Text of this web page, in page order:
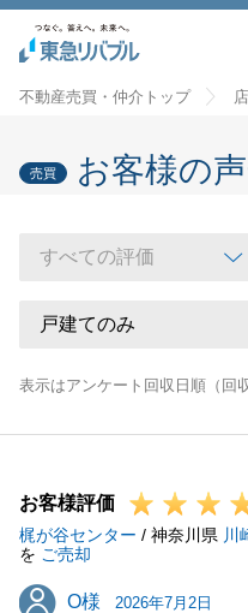
不動産売買・仲介トップ
売買 お客様の
表示はアンケート回収日順（回
お客様評価
梶が谷センター / 神奈川県 川
を ご売却
O様
O様 2026年7月2日